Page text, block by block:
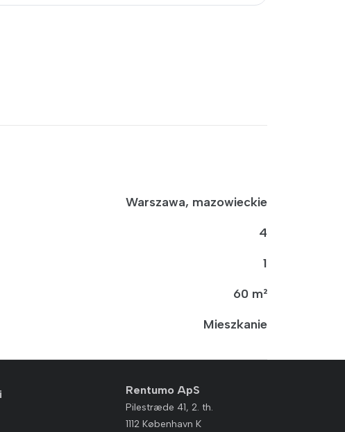
Warszawa, mazowieckie
4
1
60 m²
Mieszkanie
Rentumo ApS
Pilestræde 41, 2. th.
1112 København K